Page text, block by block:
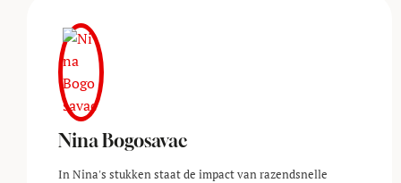
Nina Bogosavac
In Nina's stukken staat de impact van razendsnelle